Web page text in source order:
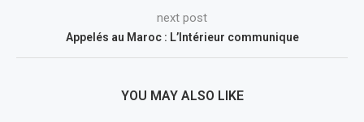
next post
Appelés au Maroc : L’Intérieur communique
YOU MAY ALSO LIKE